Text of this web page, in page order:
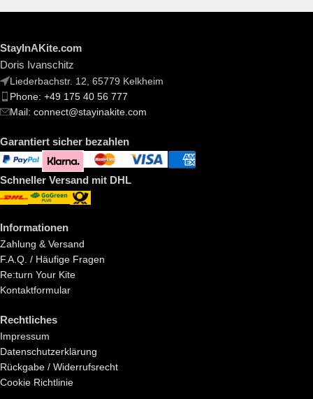
StayInAKite.com
Doris Ivanschitz
Liederbachstr. 12, 65779 Kelkheim
Phone: +49 175 40 56 777
Mail: connect@stayinakite.com
Garantiert sicher bezahlen
Schneller Versand mit DHL
Informationen
Zahlung & Versand
F.A.Q. / Häufige Fragen
Re:turn Your Kite
Kontaktformular
Rechtliches
Impressum
Datenschutzerklärung
Rückgabe / Widerrufsrecht
Cookie Richtlinie